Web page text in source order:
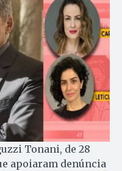
Tonani, de 28
apoiaram denúncia